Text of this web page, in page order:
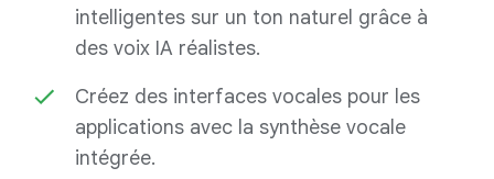
intelligentes sur un ton naturel grâce à
des voix IA réalistes.
Créez des interfaces vocales pour les
applications avec la synthèse vocale
intégrée.